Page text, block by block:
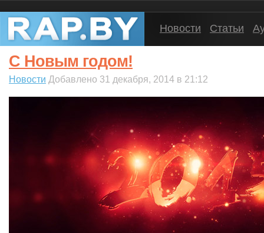
Новости Статьи
С Новым годом!
Новости Добавлено 31 декабря, 2014 в 21:12